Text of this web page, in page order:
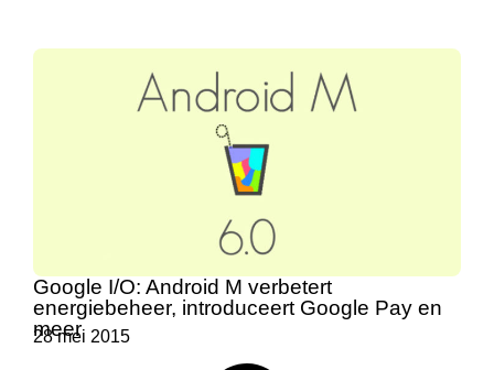
Google I/O: Android M verbetert
energiebeheer, introduceert Google Pay en
meer
28 mei 2015